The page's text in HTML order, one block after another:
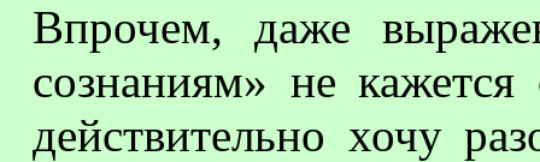
Впрочем, даже
сознаниям» не
действительно хочу